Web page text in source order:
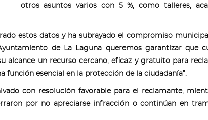
otros asuntos varios con 5 %, como talleres,
estos datos y ha subrayado el compromiso
de La Laguna queremos garantizar que
alcance un recurso cercano, eficaz y gratuito para
función esencial en la protección de la ciudadanía”.
con resolución favorable para el reclamante,
por no apreciarse infracción o continúan en